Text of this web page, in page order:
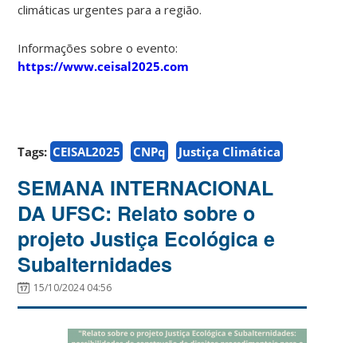
climáticas urgentes para a região.
Informações sobre o evento:
https://www.ceisal2025.com
Tags: CEISAL2025 CNPq Justiça Climática
SEMANA INTERNACIONAL
DA UFSC: Relato sobre o
projeto Justiça Ecológica e
Subalternidades
15/10/2024 04:56